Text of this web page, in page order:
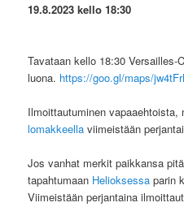
19.8.2023 kello 18:30
Tavataan kello 18:30 Versailles-
luona. https://goo.gl/maps/
Ilmoittautuminen
lomakkeella viimeistään
Jos vanhat merkit paikkansa
tapahtumaan Helioksessa parin
Viimeistään perjantaina